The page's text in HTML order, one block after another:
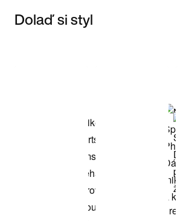
Dolaď si styl